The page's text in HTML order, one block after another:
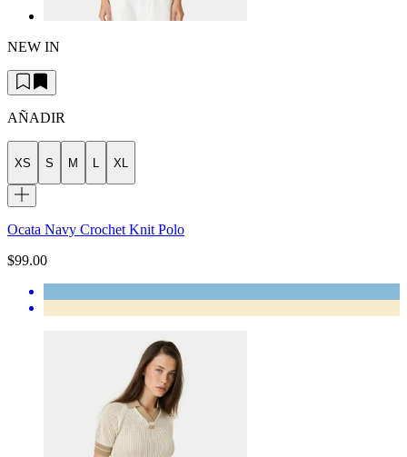
NEW IN
AÑADIR
XS S M L XL
Ocata Navy Crochet Knit Polo
$99.00